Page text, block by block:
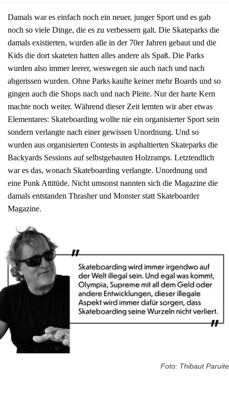
Damals war es einfach noch ein neuer, junger Sport und es gab
noch so viele Dinge, die es zu verbessern galt. Die Skateparks die
damals existierten, wurden alle in der 70er Jahren gebaut und die
Kids die dort skateten hatten alles andere als Spaß. Die Parks
wurden also immer leerer, weswegen sie auch nach und nach
abgerissen wurden. Ohne Parks kaufte keiner mehr Boards und so
gingen auch die Shops nach und nach Pleite. Nur der harte Kern
machte noch weiter. Während dieser Zeit lernten wir aber etwas
Elementares: Skateboarding wollte nie ein organisierter Sport sein
sondern verlangte nach einer gewissen Unordnung. Und so
wurden aus organisierten Contests in asphaltierten Skateparks die
Backyards Sessions auf selbstgebauten Holzramps. Letztendlich
war es das, wonach Skateboarding verlangte. Unordnung und
eine Punk Attitüde. Nicht umsonst nannten sich die Magazine die
damals entstanden Thrasher und Monster statt Skateboarder
Magazine.
Foto: Thibaut Paruite